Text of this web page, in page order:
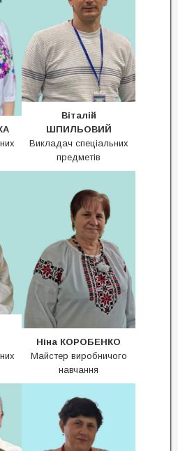
Віталій
ШПИЛЬОВИЙ
Викладач спеціальних
предметів
Ніна КОРОБЕНКО
Майстер виробничого
навчання